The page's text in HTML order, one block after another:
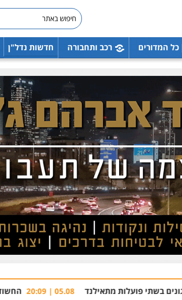
כל המדורים רכב ותחבורה חדשות נדל"ן
מתאילנד 05.08 | 20:09 החשוד ברצח עו"ד